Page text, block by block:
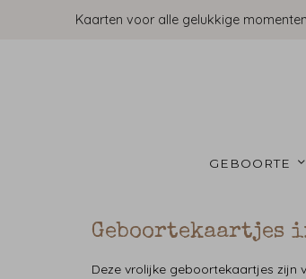
Kaarten voor alle gelukkige momenten
GEBOORTE
Geboortekaartjes
Deze vrolijke geboortekaartjes zijn